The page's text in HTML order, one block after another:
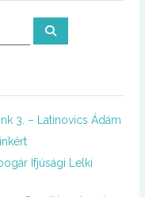
K
3. – Latinovics Ádám
Ifjúsági Lelki